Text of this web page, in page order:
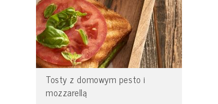
Tosty z domowym pesto i
mozzarellą